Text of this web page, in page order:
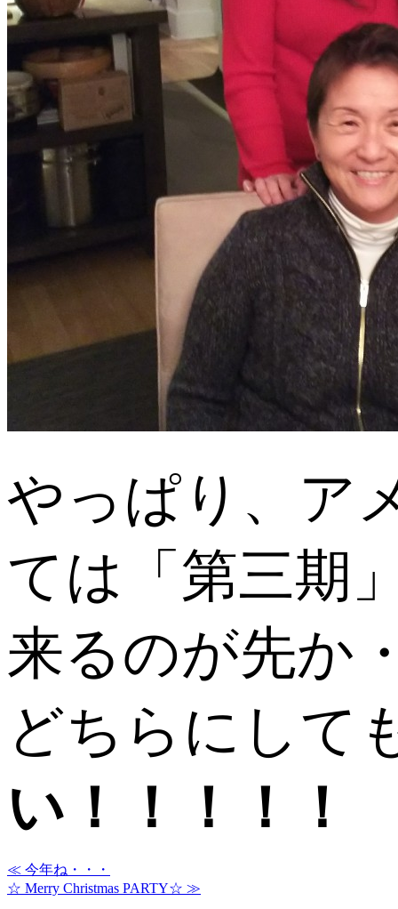
やっぱり、ア
ては「第三期
来るのが先か
どちらにして
い！！！！！
≪ 今年ね・・・
☆ Merry Christmas PARTY☆ ≫